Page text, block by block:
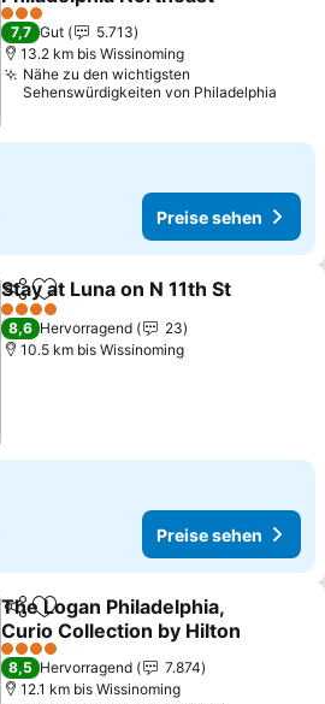
3 Sterne
7,7 Gut
5.713
13.2 km bis Wissinoming
Nähe zu den wichtigsten
Sehenswürdigkeiten von Philadelphia
Preise sehen
TeilenZu Favoriten hinzufügen
Stay at Luna on N 11th St
4 Sterne
8,6 Hervorragend
23
10.5 km bis Wissinoming
Preise sehen
TeilenZu Favoriten hinzufügen
The Logan Philadelphia,
Curio Collection by Hilton
4 Sterne
8,5 Hervorragend
7.874
12.1 km bis Wissinoming